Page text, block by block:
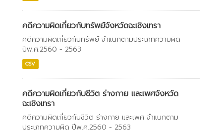
คดีความผิดเกี่ยวกับทรัพย์จังหวัดฉะเชิงเทรา
คดีความผิดเกี่ยวกับทรัพย์ จำแนกตามประเภทความผิด
ปีพ.ศ.2560 - 2563
CSV
คดีความผิดเกี่ยวกับชีวิต ร่างกาย และเพศจังหวัด
ฉะเชิงเทรา
คดีความผิดเกี่ยวกับชีวิต ร่างกาย และเพศ จำแนกตาม
ประเภทความผิด ปีพ.ศ.2560 - 2563